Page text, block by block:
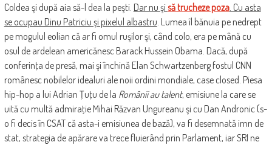
Coldea şi după aia să-l dea la peşti. Dar nu şi să trucheze poza. Cu asta
se ocupau Dinu Patriciu şi pixelul albastru . Lumea îl bănuia pe nedrept
pe mogulul eolian că ar fi omul ruşilor şi, când colo, era pe mână cu
osul de ardelean americănesc Barack Hussein Obama. Dacă, după
conferinţa de presă, mai şi închină Elan Schwartzenberg fostul CNN
românesc nobilelor idealuri ale noii ordini mondiale, case closed. Piesa
hip-hop a lui Adrian Ţuţu de la Românii au talent, emisiune la care se
uită cu multă admiraţie Mihai Răzvan Ungureanu şi cu Dan Andronic (s-
o fi decis în CSAT că asta-i emisiunea de bază), va fi desemnată imn de
stat, strategia de apărare va trece fluierând prin Parlament, iar SRI ne